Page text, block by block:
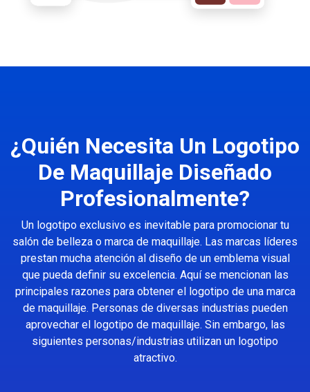
¿Quién Necesita Un Logotipo
De Maquillaje Diseñado
Profesionalmente?
Un logotipo exclusivo es inevitable para promocionar tu
salón de belleza o marca de maquillaje. Las marcas líderes
prestan mucha atención al diseño de un emblema visual
que pueda definir su excelencia. Aquí se mencionan las
principales razones para obtener el logotipo de una marca
de maquillaje. Personas de diversas industrias pueden
aprovechar el logotipo de maquillaje. Sin embargo, las
siguientes personas/industrias utilizan un logotipo
atractivo.